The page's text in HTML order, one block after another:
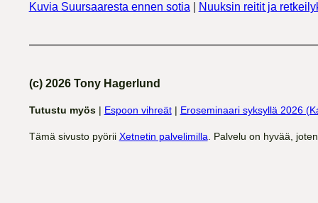
Kuvia Suursaaresta ennen sotia
Nuuksin reitit ja
(c) 2026 Tony Hagerlund
Tutustu myös| Espoon vihreät| Eroseminaari syksyllä 2026
Tämä sivusto pyörii Xetnetin palvelimilla . Palvelu on hyvää,